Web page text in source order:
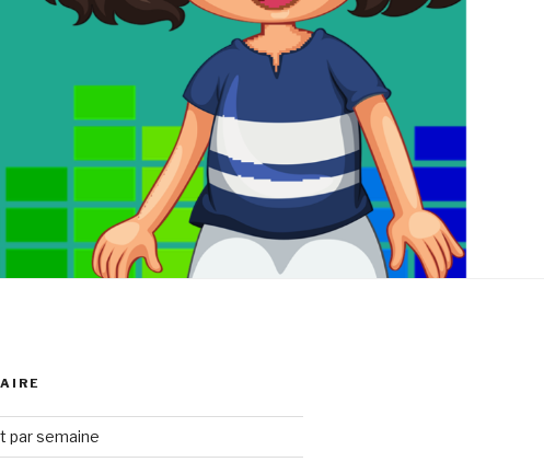
par semaine